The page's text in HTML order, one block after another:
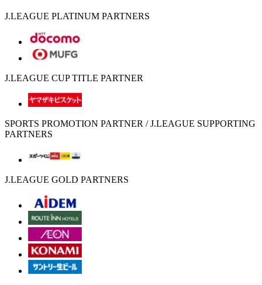
J.LEAGUE PLATINUM PARTNERS
J.LEAGUE CUP TITLE PARTNER
SPORTS PROMOTION PARTNER / J.LEAGUE SUPPORTING
PARTNERS
J.LEAGUE GOLD PARTNERS